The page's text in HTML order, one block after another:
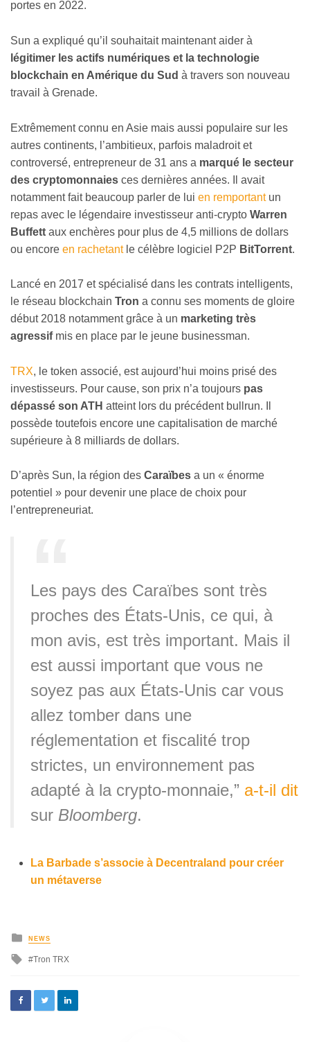
portes en 2022.
Sun a expliqué qu’il souhaitait maintenant aider à
légitimer les actifs numériques et la technologie
blockchain en Amérique du Sud à travers son nouveau
travail à Grenade.
Extrêmement connu en Asie mais aussi populaire sur les
autres continents, l’ambitieux, parfois maladroit et
controversé, entrepreneur de 31 ans a marqué le secteur
des cryptomonnaies ces dernières années. Il avait
notamment fait beaucoup parler de lui en remportantun
repas avec le légendaire investisseur anti-crypto Warren
Buffett aux enchères pour plus de 4,5 millions de dollars
ou encore en rachetantle célèbre logiciel P2P BitTorrent.
Lancé en 2017 et spécialisé dans les contrats intelligents,
le réseau blockchain Tron a connu ses moments de gloire
début 2018 notamment grâce à un marketing très
agressifmis en place par le jeune businessman.
TRX, le token associé, est aujourd’hui moins prisé des
investisseurs. Pour cause, son prix n’a toujours pas
dépassé son ATH atteint lors du précédent bullrun. Il
possède toutefois encore une capitalisation de marché
supérieure à 8 milliards de dollars.
D’après Sun, la région des Caraïbes a un « énorme
potentiel » pour devenir une place de choix pour
l’entrepreneuriat.
Les pays des Caraïbes sont très
proches des États-Unis, ce qui, à
mon avis, est très important. Mais il
est aussi important que vous ne
soyez pas aux États-Unis car vous
allez tomber dans une
réglementation et fiscalité trop
strictes, un environnement pas
adapté à la crypto-monnaie,” a-t-il dit
sur Bloomberg.
La Barbade s’associe à Decentraland pour créer
un métaverse
NEWS
Tron TRX